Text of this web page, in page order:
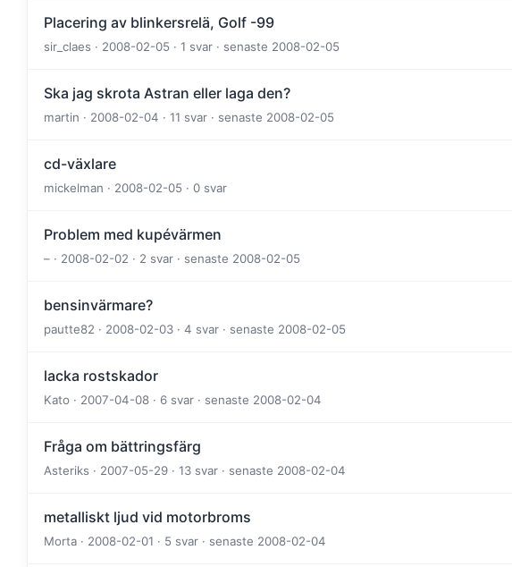
Placering av blinkersrelä, Golf -99
sir_claes · 2008-02-05 · 1 svar · senaste 2008-02-05
Ska jag skrota Astran eller laga den?
martin · 2008-02-04 · 11 svar · senaste 2008-02-05
cd-växlare
mickelman · 2008-02-05 · 0 svar
Problem med kupévärmen
– · 2008-02-02 · 2 svar · senaste 2008-02-05
bensinvärmare?
pautte82 · 2008-02-03 · 4 svar · senaste 2008-02-05
lacka rostskador
Kato · 2007-04-08 · 6 svar · senaste 2008-02-04
Fråga om bättringsfärg
Asteriks · 2007-05-29 · 13 svar · senaste 2008-02-04
metalliskt ljud vid motorbroms
Morta · 2008-02-01 · 5 svar · senaste 2008-02-04